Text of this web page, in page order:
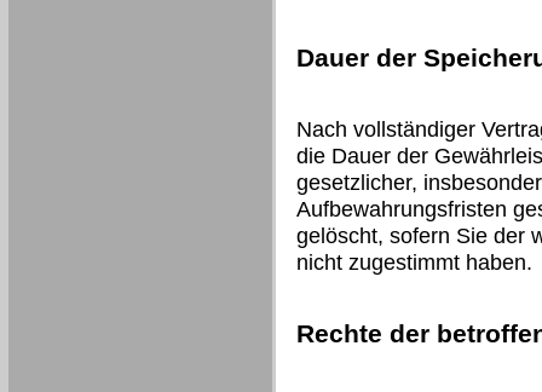
Dauer der
Nach vollständiger
die Dauer der
gesetzlicher,
Aufbewahrungsfristen
gelöscht, sofern Sie der
nicht zugestimmt haben.
Rechte der